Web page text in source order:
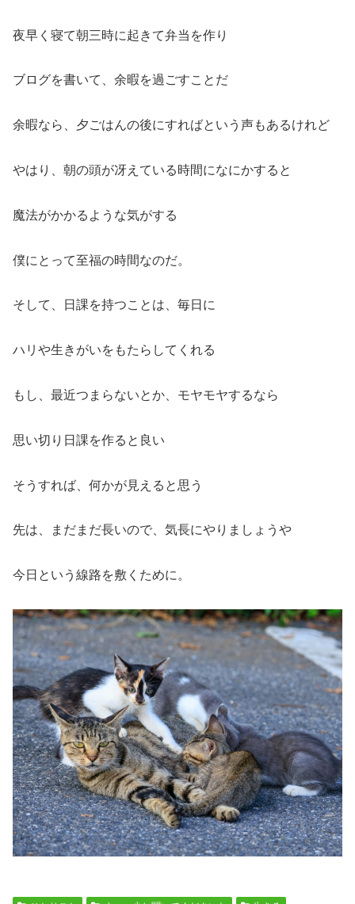
夜早く寝て朝三時に起きて弁当を作り
ブログを書いて、余暇を過ごすことだ
余暇なら、夕ごはんの後にすればという声もあるけれど
やはり、朝の頭が冴えている時間になにかすると
魔法がかかるような気がする
僕にとって至福の時間なのだ。
そして、日課を持つことは、毎日に
ハリや生きがいをもたらしてくれる
もし、最近つまらないとか、モヤモヤするなら
思い切り日課を作ると良い
そうすれば、何かが見えると思う
先は、まだまだ長いので、気長にやりましょうや
今日という線路を敷くために。